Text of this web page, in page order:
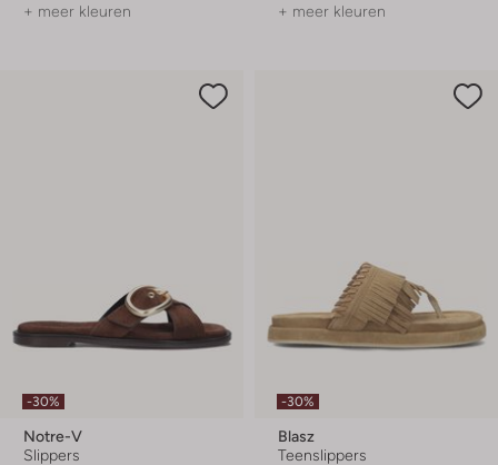
+ meer kleuren + meer kleuren
-30%
Notre-V
Slippers
-30%
Blasz
Teenslippers